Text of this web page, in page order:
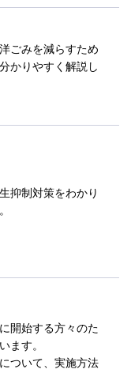
ごみを減らすため
かりやすく解説し
抑制対策をわかり
開始する方々のた
ます。
ついて、実施方法